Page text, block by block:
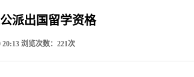
派出国留学资格
20:13浏览次数： 221次